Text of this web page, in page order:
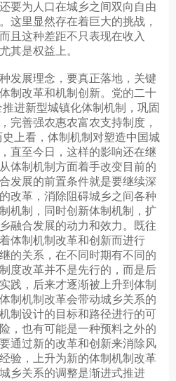
要为人口在城乡之间双向自由
这里显然存在着巨大的挑战，
且这种差距不只表现在收入
其是权益上。
展理念，要真正落地，关键
制改革和机制创新。党的二十
进新型城镇化体制机制，巩固
完善强农惠农富农支持制度，
上看，体制机制对塑造中国城
直至今日，这样的影响还在继
体制机制方面着手改变目前的
发展的前置条件就是要继续深
改革，消除阻碍城乡之间各种
机制，同时创新体制机制，扩
融合发展的动力和效力。既往
体制机制改革和创新而进行
的关系，在不同时期有不同的
度改革并不是先行的，而是后
践，后来才逐渐被上升到体制
制机制改革会带动城乡关系的
制设计的目标和路径进行的可
，也有可能是一种预料之外的
通过新的改革和创新来消除风
验，上升为新的体制机制改革
乡关系的调整是渐进式推进